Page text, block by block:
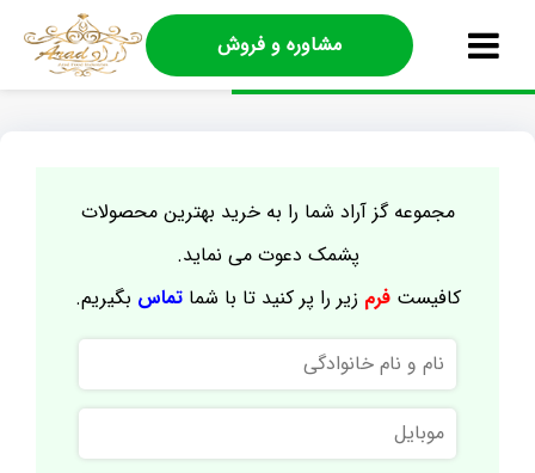
مشاوره و فروش
مجموعه گز آراد شما را به خرید بهترین محصولات
پشمک دعوت می نماید.
کافیستفرم زیر را پر کنید تا با شماتماس بگیریم.
نام
و
نام
خانوادگی
موبایل